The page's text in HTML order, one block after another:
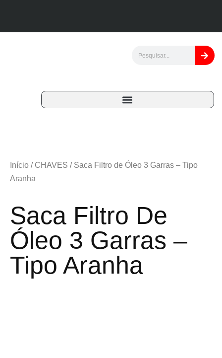
Início / CHAVES / Saca Filtro de Óleo 3 Garras – Tipo
Aranha
Saca Filtro De
Óleo 3 Garras –
Tipo Aranha